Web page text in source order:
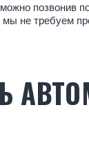
позвонив
не требуем